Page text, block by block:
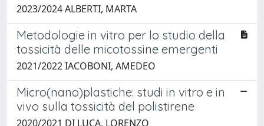
2023/2024 ALBERTI, MARTA
Metodologie in vitro per lo studio della
tossicità delle micotossine emergenti
2021/2022 IACOBONI, AMEDEO
Micro(nano)plastiche: studi in vitro e in
vivo sulla tossicità del polistirene
2020/2021 DI LUCA, LORENZO